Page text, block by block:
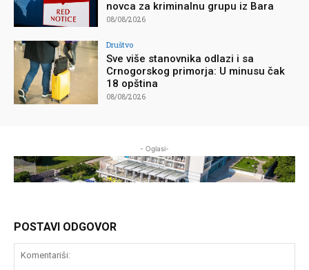
novca za kriminalnu grupu iz Bara
08/08/2026
Društvo
Sve više stanovnika odlazi i sa
Crnogorskog primorja: U minusu čak
18 opština
08/08/2026
- Oglasi-
POSTAVI ODGOVOR